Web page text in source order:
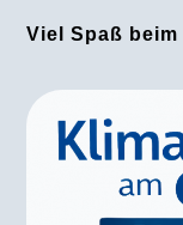
Viel Spaß